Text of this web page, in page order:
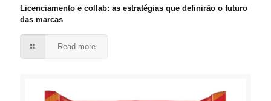
Licenciamento e collab: as estratégias que definirão o futuro
das marcas
Read more